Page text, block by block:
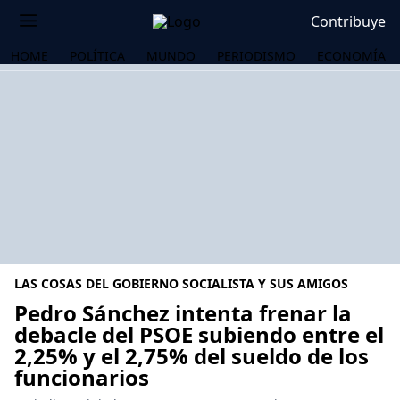
Contribuye
HOME POLÍTICA MUNDO PERIODISMO ECONOMÍA
LAS COSAS DEL GOBIERNO SOCIALISTA Y SUS AMIGOS
Pedro Sánchez intenta frenar la
debacle del PSOE subiendo entre el
2,25% y el 2,75% del sueldo de los
funcionarios